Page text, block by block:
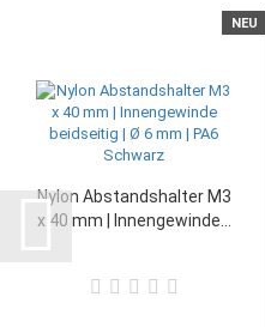
NEU
Nylon Abstandshalter M3
x 40 mm | Innengewinde...